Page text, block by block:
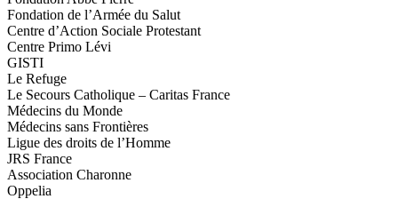
Fondation de l’Armée du Salut
Centre d’Action Sociale Protestant
Centre Primo Lévi
GISTI
Le Refuge
Le Secours Catholique – Caritas France
Médecins du Monde
Médecins sans Frontières
Ligue des droits de l’Homme
JRS France
Association Charonne
Oppelia